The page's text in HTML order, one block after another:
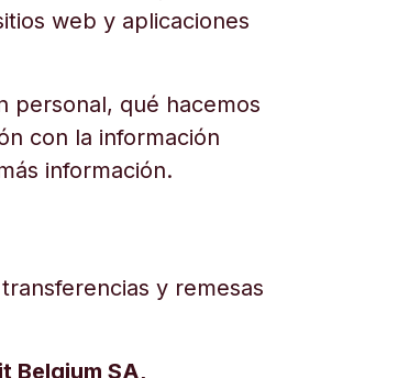
web y aplicaciones
personal, qué hacemos
con la información
información.
y remesas
Belgium SA,